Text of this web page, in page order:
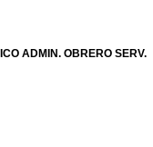
ADMIN. OBRERO SERV.